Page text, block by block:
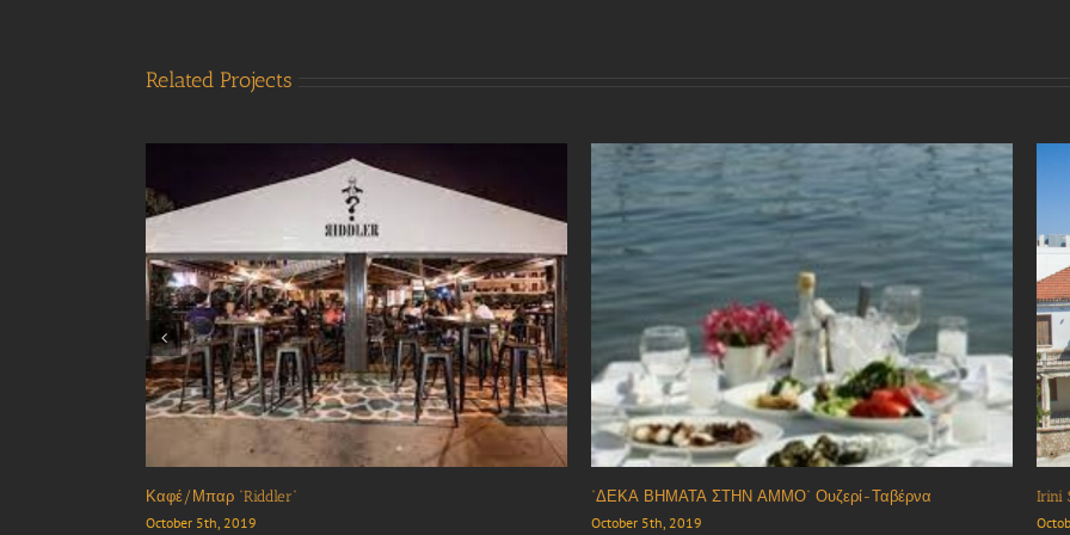
Related Projects
Iolkos Studios
October 30th, 2022
Ξενοδοχείο “Στενή”
October 5th, 2019